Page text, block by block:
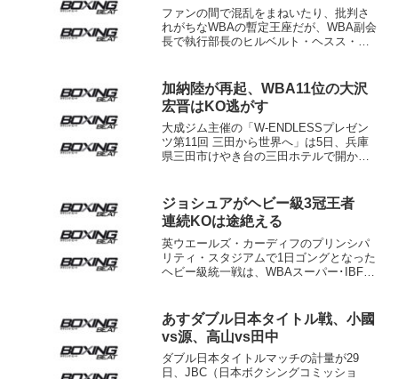
ファンの間で混乱をまねいたり、批判さ
れがちなWBAの暫定王座だが、WBA副会
長で執行部長のヒルベルト・ヘスス・メ
クシングサイトのファイトニュース・ド
ットコムなどが伝え...
加納陸が再起、WBA11位の大沢
宏晋はKO逃がす
大成ジム主催の「W-ENDLESSプレゼン
ツ第11回 三田から世界へ」は5日、兵庫
県三田市けやき台の三田ホテルで開かれ
（19＝大成）が同級8位、春口直也（28＝
橋口）に...
ジョシュアがヘビー級3冠王者
連続KOは途絶える
英ウエールズ・カーディフのプリンシパ
リティ・スタジアムで1日ゴングとなった
ヘビー級統一戦は、WBAスーパー･IBF王
ーランド）に3-0判定勝ちした。 最終ス
コアは11...
あすダブル日本タイトル戦、小國
vs源、高山vs田中
ダブル日本タイトルマッチの計量が29
日、JBC（日本ボクシングコミッショ